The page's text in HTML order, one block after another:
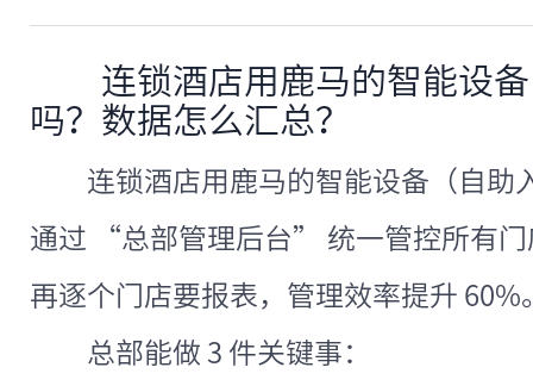
连锁酒店用鹿马的智能设
吗？数据怎么汇总？
连锁酒店用鹿马的智能设备（自助
通过 “总部管理后台” 统一管控所有门
再逐个门店要报表，管理效率提升 60%
总部能做 3 件关键事：